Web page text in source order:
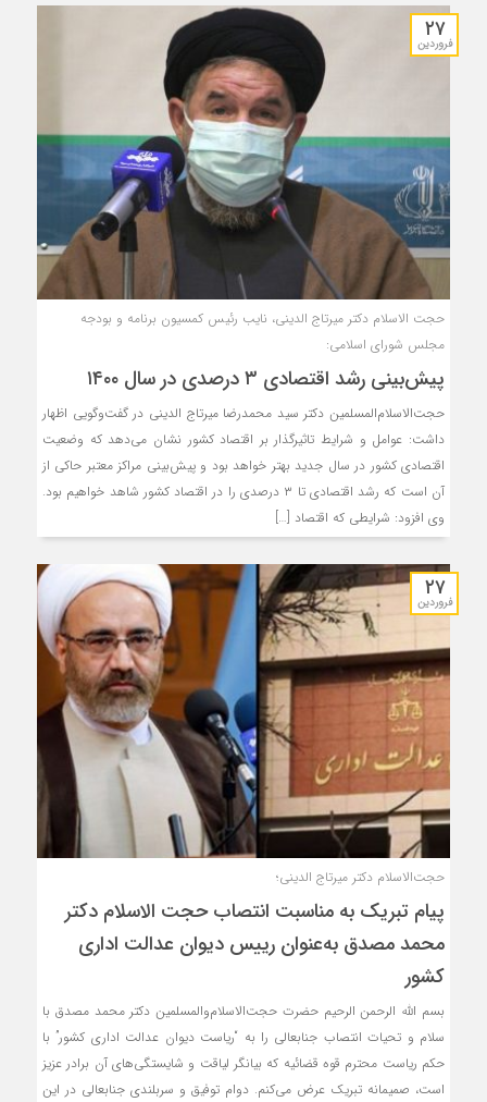
۲۷
فروردین
حجت الاسلام دکتر میرتاج الدینی، نایب رئیس کمسیون برنامه و بودجه
مجلس شورای اسلامی:
پیش‌بینی رشد اقتصادی ۳ درصدی در سال ۱۴۰۰
حجت‌الاسلام‌المسلمین دکتر سید محمدرضا میرتاج الدینی در گفت‌وگویی اظهار
داشت:‌ عوامل و شرایط تاثیرگذار بر اقتصاد کشور نشان می‌دهد که وضعیت
اقتصادی کشور در سال جدید بهتر خواهد بود و پیش‌بینی مراکز معتبر حاکی از
آن است که رشد اقتصادی تا ۳ درصدی را در اقتصاد کشور شاهد خواهیم بود.
وی افزود: شرایطی که اقتصاد […]
۲۷
فروردین
حجت‌الاسلام دکتر میرتاج الدینی؛
پیام تبریک به مناسبت انتصاب حجت الاسلام دکتر
محمد مصدق به‌عنوان رییس دیوان عدالت اداری
کشور
بسم الله الرحمن الرحیم حضرت حجت‌الاسلام‌والمسلمین دکتر محمد مصدق با
سلام و تحیات انتصاب جنابعالی را به “ریاست دیوان عدالت اداری کشور” با
حکم ریاست محترم قوه قضائیه که بیانگر لیاقت و شایستگی‌های آن برادر عزیز
است، صمیمانه تبریک عرض می‌کنم. دوام توفیق و سربلندی جنابعالی در این